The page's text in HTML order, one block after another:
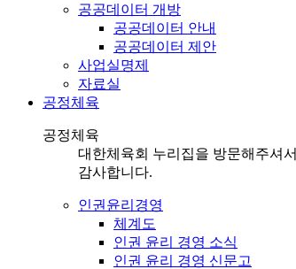
공공데이터 개방
공공데이터 안내
공공데이터 제안
사업실명제
자료실
공정체육
공정체육
대한체육회 누리집을 방문해주셔서
감사합니다.
인권윤리경영
체계도
인권 윤리 경영 소식
인권 윤리 경영 신문고